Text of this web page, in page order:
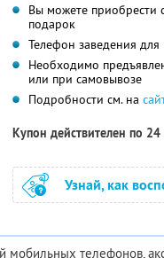
Вы можете приобрести
подарок
Телефон заведения
Необходимо
или при самовывозе
Подробности см. на
Купон действителен по
Узнай, как
мобильных телефонов,